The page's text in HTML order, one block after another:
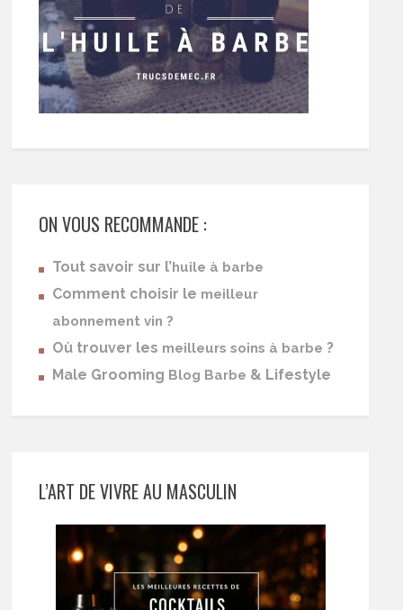
ON VOUS RECOMMANDE :
Tout savoir sur l’huile à barbe
Comment choisir le meilleur
abonnement vin ?
Où trouver les meilleurs soins à barbe ?
Male Grooming Blog Barbe & Lifestyle
L’ART DE VIVRE AU MASCULIN